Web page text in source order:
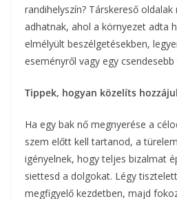
randihelyszín? Társkereső
adhatnak, ahol a környezet adta
elmélyült beszélgetésekben,
eseményről vagy egy
Tippek, hogyan közelíts
Ha egy bak nő megnyerése a
szem előtt kell tartanod, a
igényelnek, hogy teljes bizalmat
siettesd a dolgokat. Légy
megfigyelő kezdetben, majd